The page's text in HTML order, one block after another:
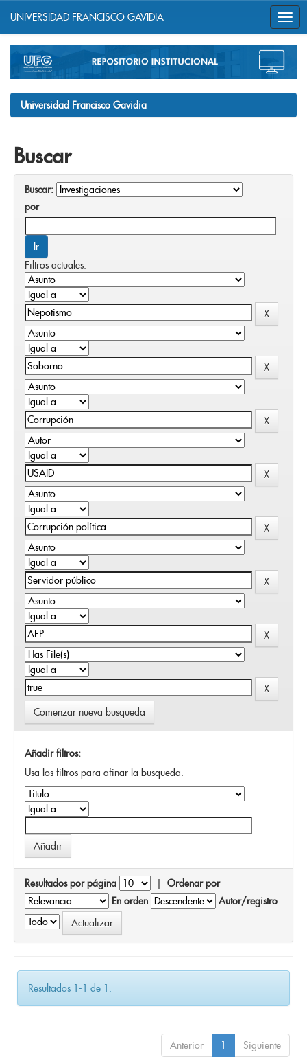
navigation
UNIVERSIDAD FRANCISCO GAVIDIA
Universidad Francisco Gavidia
Buscar
Buscar:
por
Filtros actuales:
Comenzar nueva busqueda
Añadir filtros:
Usa los filtros para afinar la busqueda.
Resultados por página | Ordenar por
En orden
Autor/registro
Resultados 1-1 de 1.
Anterior 1 Siguiente